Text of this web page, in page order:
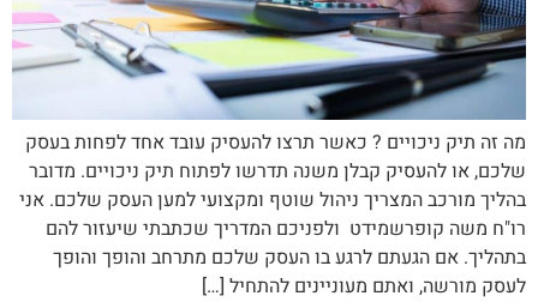
מה זה תיק ניכויים ? כאשר תרצו להעסיק עובד אחד לפחות בעסק
שלכם, או להעסיק קבלן משנה תדרשו לפתוח תיק ניכויים. מדובר
בהליך מורכב המצריך ניהול שוטף ומקצועי למען העסק שלכם. אני
רו"ח משה קופרשמידט ולפניכם המדריך שכתבתי שיעזור להם
בתהליך. אם הגעתם לרגע בו העסק שלכם מתרחב והופך והופך
לעסק מורשה, ואתם מעוניינים להתחיל […]